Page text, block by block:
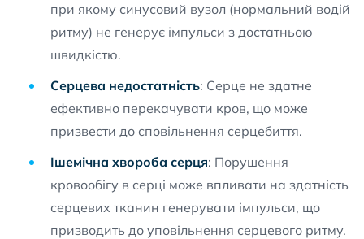
при якому синусовий вузол (нормальний водій
ритму) не генерує імпульси з достатньою
швидкістю.
Серцева недостатність: Серце не здатне
ефективно перекачувати кров, що може
призвести до сповільнення серцебиття.
Ішемічна хвороба серця: Порушення
кровообігу в серці може впливати на здатність
серцевих тканин генерувати імпульси, що
призводить до уповільнення серцевого ритму.